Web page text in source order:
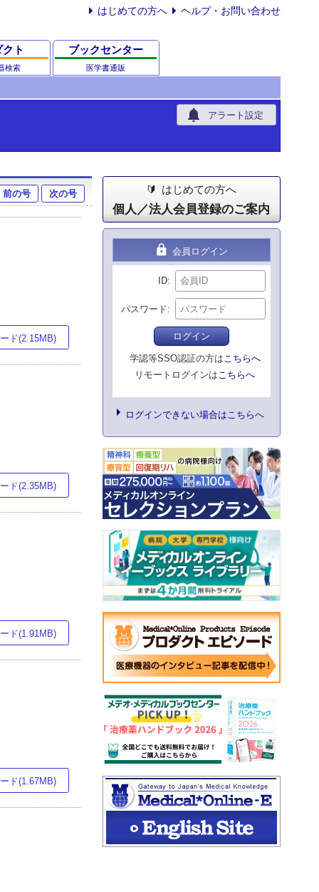
はじめての方へ ヘルプ・お問い合わせ
ト
検索
ブックセンター
医学書通販
notifications アラート設定
前の号 次の号
ド(2.15MB)
ド(2.35MB)
ド(1.91MB)
ド(1.67MB)
はじめての方へ
個人／法人会員登録のご案内
lock 会員ログイン
ID
パスワード
ログイン
学認等SSO認証の方はこちらへ
リモートログインはこちらへ
ログインできない場合はこちらへ